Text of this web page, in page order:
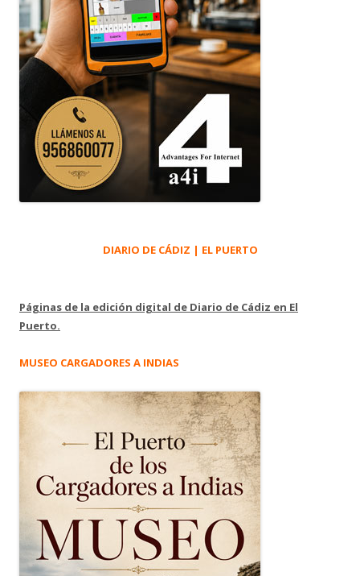
DIARIO DE CÁDIZ | EL PUERTO
Páginas de la edición digital de Diario de Cádiz en El
Puerto.
MUSEO CARGADORES A INDIAS